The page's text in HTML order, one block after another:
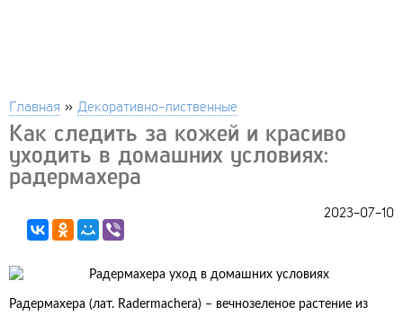
Главная » Декоративно-лиственные
Как следить за кожей и красиво
уходить в домашних условиях:
радермахера
2023-07-10
Радермахера (лат. Radermachera) – вечнозеленое растение из